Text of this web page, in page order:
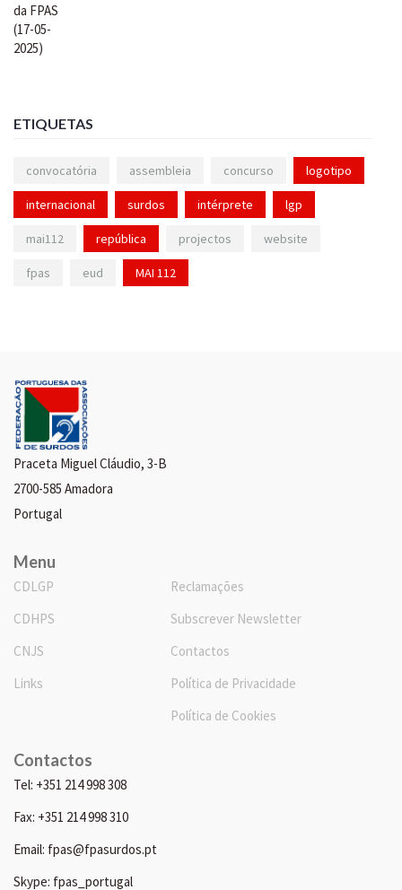
ETIQUETAS
convocatória assembleia concurso logotipo
internacional surdos intérprete lgp
mai112 república projectos website
fpas eud MAI 112
Praceta Miguel Cláudio, 3-B
2700-585 Amadora
Portugal
Menu
CDLGP
CDHPS
CNJS
Links
Reclamações
Subscrever Newsletter
Contactos
Política de Privacidade
Política de Cookies
Contactos
Tel: +351 214 998 308
Fax: +351 214 998 310
Email: fpas@fpasurdos.pt
Skype: fpas_portugal